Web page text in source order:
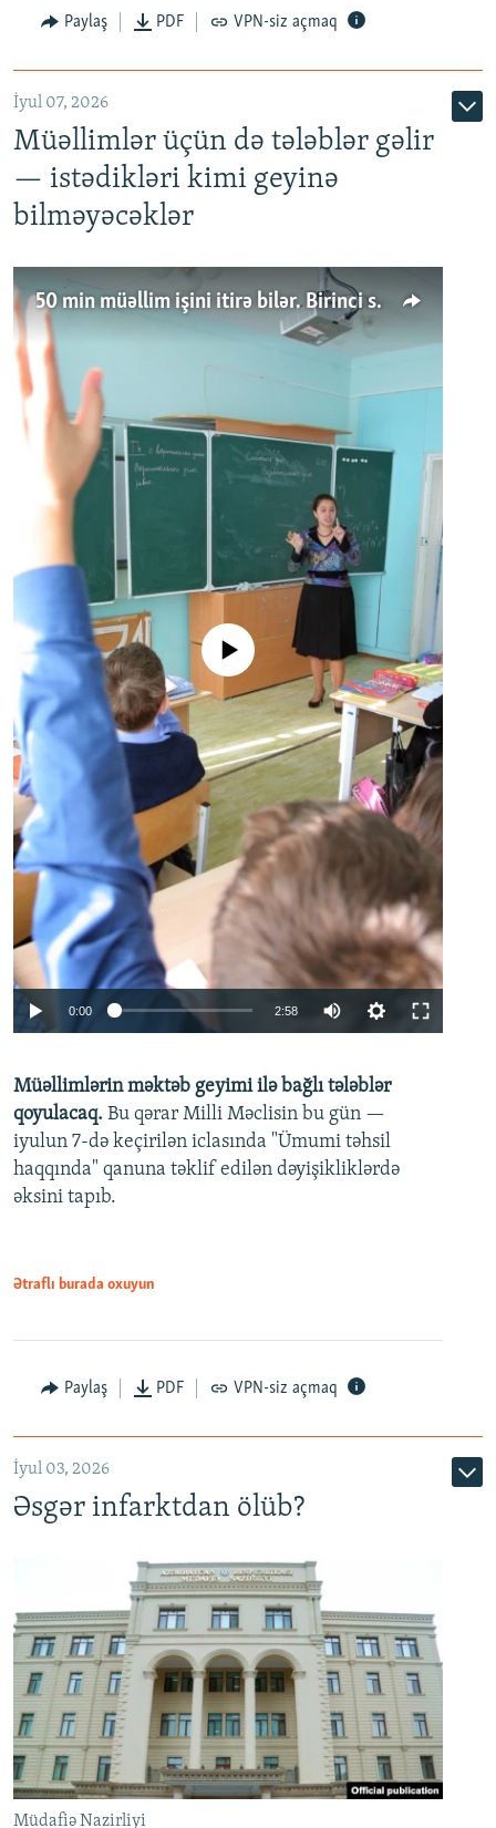
Paylaş PDF VPN-siz açmaq
İyul 07, 2026
Müəllimlər üçün də tələblər gəlir
— istədikləri kimi geyinə
bilməyəcəklər
50 min müəllim işini itirə bilər. Birinci sinfə gedənlər azalır
Auto 240p 360p 480p
720p 1080p
No media source currently available
0:00 2:58
360p
480p
720p
Müəllimlərin məktəb geyimi ilə bağlı tələblər
qoyulacaq. Bu qərar Milli Məclisin bu gün —
iyulun 7-də keçirilən iclasında "Ümumi təhsil
haqqında" qanuna təklif edilən dəyişikliklərdə
əksini tapıb.
Ətraflı burada oxuyun
Paylaş PDF VPN-siz açmaq
İyul 03, 2026
Əsgər infarktdan ölüb?
Müdafiə Nazirliyi